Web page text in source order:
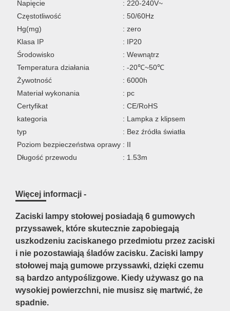
Napięcie
: 220-240V~
Częstotliwość
: 50/60Hz
Hg(mg)
: zero
Klasa IP
: IP20
Środowisko
: Wewnątrz
Temperatura działania
: -20℃~50℃
Żywotność
: 6000h
Materiał wykonania
: pc
Certyfikat
: CE/RoHS
kategoria
: Lampka z klipsem
typ
: Bez źródła światła
Poziom bezpieczeństwa oprawy : II
Długość przewodu
: 1.53m
Więcej informacji -
Zaciski lampy stołowej posiadają 6 gumowych
przyssawek, które skutecznie zapobiegają
uszkodzeniu zaciskanego przedmiotu przez zaciski
i nie pozostawiają śladów zacisku. Zaciski lampy
stołowej mają gumowe przyssawki, dzięki czemu
są bardzo antypoślizgowe. Kiedy używasz go na
wysokiej powierzchni, nie musisz się martwić, że
spadnie.